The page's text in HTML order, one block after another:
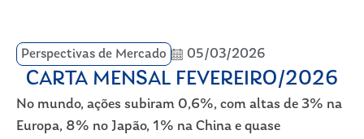
Perspectivas de Mercado 05/03/2026
CARTA MENSAL FEVEREIRO/2026
No mundo, ações subiram 0,6%, com altas de 3% na
Europa, 8% no Japão, 1% na China e quase